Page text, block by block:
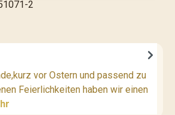
2
vor Ostern und passend zu
Feierlichkeiten haben wir einen